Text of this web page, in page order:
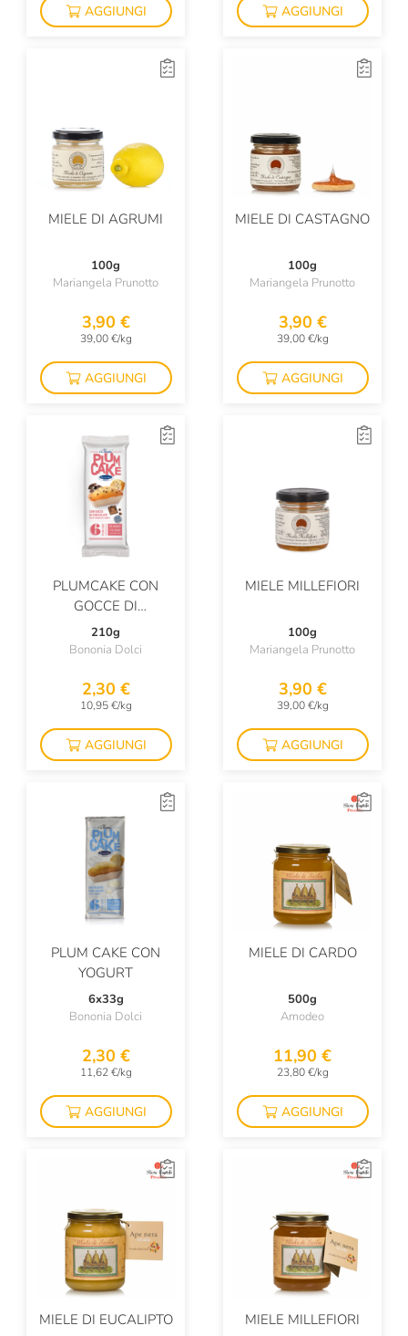
AGGIUNGI AGGIUNGI
MIELE DI AGRUMI
100g
Mariangela Prunotto
3,90 €
39,00 €/kg
AGGIUNGI
MIELE DI CASTAGNO
100g
Mariangela Prunotto
3,90 €
39,00 €/kg
AGGIUNGI
PLUMCAKE CON
GOCCE DI
CIOCCOLATO
210g
Bononia Dolci
2,30 €
10,95 €/kg
AGGIUNGI
MIELE MILLEFIORI
100g
Mariangela Prunotto
3,90 €
39,00 €/kg
AGGIUNGI
PLUM CAKE CON
YOGURT
6x33g
Bononia Dolci
2,30 €
11,62 €/kg
AGGIUNGI
MIELE DI CARDO
500g
Amodeo
11,90 €
23,80 €/kg
AGGIUNGI
MIELE DI EUCALIPTO MIELE MILLEFIORI